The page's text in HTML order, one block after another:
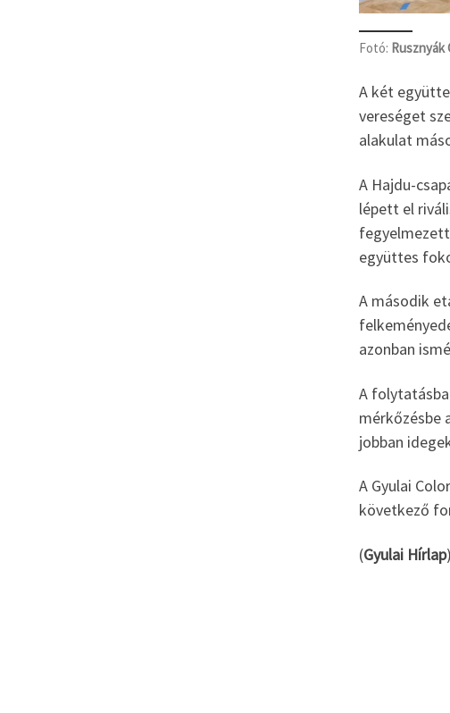
Fotó: Rusznyák
A két
vereséget
alakulat
A Hajdu-
lépett el
együttes
A második
azonban
A
mérkőzésbe
jobban
A Gyulai
következő
(Gyulai Hírlap)